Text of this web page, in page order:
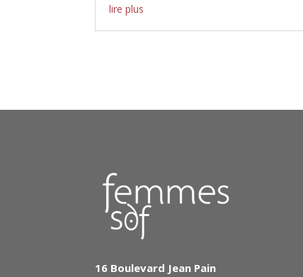
lire plus
16 Boulevard Jean Pain